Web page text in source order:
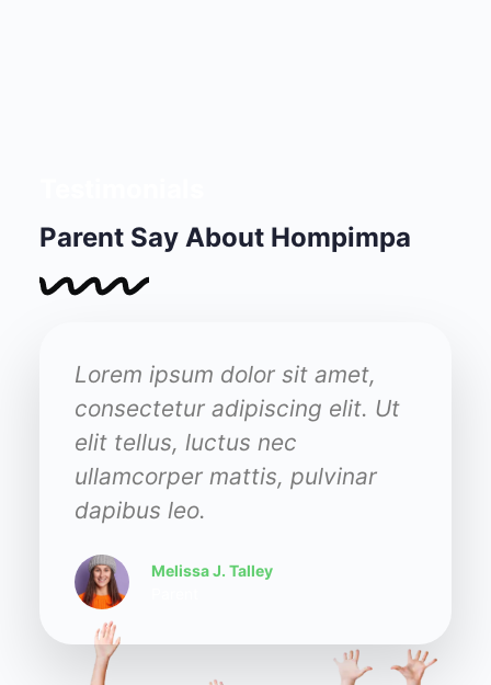
Parent Say About Hompimpa
Lorem ipsum dolor sit amet,
consectetur adipiscing elit. Ut
elit tellus, luctus nec
ullamcorper mattis, pulvinar
dapibus leo.
Melissa J. Talley